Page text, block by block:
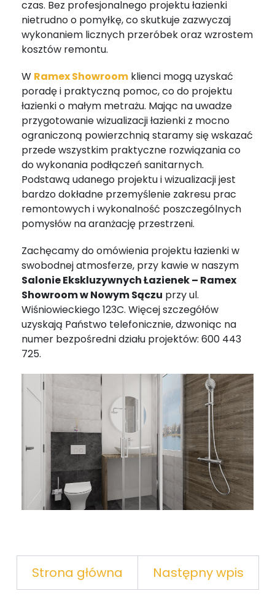
czas. Bez profesjonalnego projektu łazienki
nietrudno o pomyłkę, co skutkuje zazwyczaj
wykonaniem licznych przeróbek oraz wzrostem
kosztów remontu.
W Ramex Showroom klienci mogą uzyskać
poradę i praktyczną pomoc, co do projektu
łazienki o małym metrażu. Mając na uwadze
przygotowanie wizualizacji łazienki z mocno
ograniczoną powierzchnią staramy się wskazać
przede wszystkim praktyczne rozwiązania co
do wykonania podłączeń sanitarnych.
Podstawą udanego projektu i wizualizacji jest
bardzo dokładne przemyślenie zakresu prac
remontowych i wykonalność poszczególnych
pomysłów na aranżację przestrzeni.
Zachęcamy do omówienia projektu łazienki w
swobodnej atmosferze, przy kawie w naszym
Salonie Ekskluzywnych Łazienek – Ramex
Showroom w Nowym Sączu przy ul.
Wiśniowieckiego 123C. Więcej szczegółów
uzyskają Państwo telefonicznie, dzwoniąc na
numer bezpośredni działu projektów: 600 443
725.
Strona główna Następny wpis